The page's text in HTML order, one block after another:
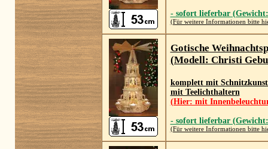
- sofort lieferbar
(Für weitere Informationen bitte
Gotische
(Modell: Christi
komplett mit
mit Teelichthaltern
(Hier: mit
- sofort lieferbar
(Für weitere Informationen bitte